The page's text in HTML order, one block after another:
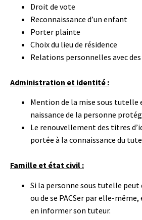
Droit de vote
Reconnaissance d’un enfant
Porter plainte
Choix du lieu de résidence
Relations personnelles avec
Administration et identité :
Mention de la mise sous tutelle
naissance de la personne
Le renouvellement des titres
portée à la connaissance du
Famille et état civil :
Si la personne sous tutelle peut
ou de se PACSer par elle-
en informer son tuteur.